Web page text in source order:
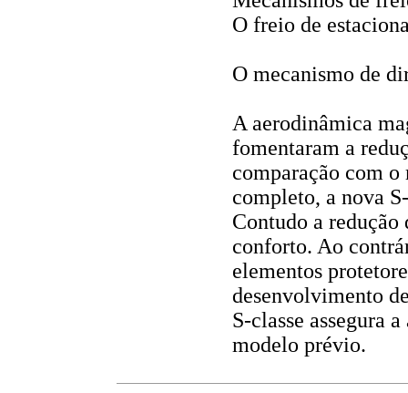
O freio de
O mecanismo de
A aerodinâmica
fomentaram a
comparação com
completo, a nova
Contudo a redução
conforto. Ao
elementos
desenvolvimento
S-classe assegura
modelo prévio.